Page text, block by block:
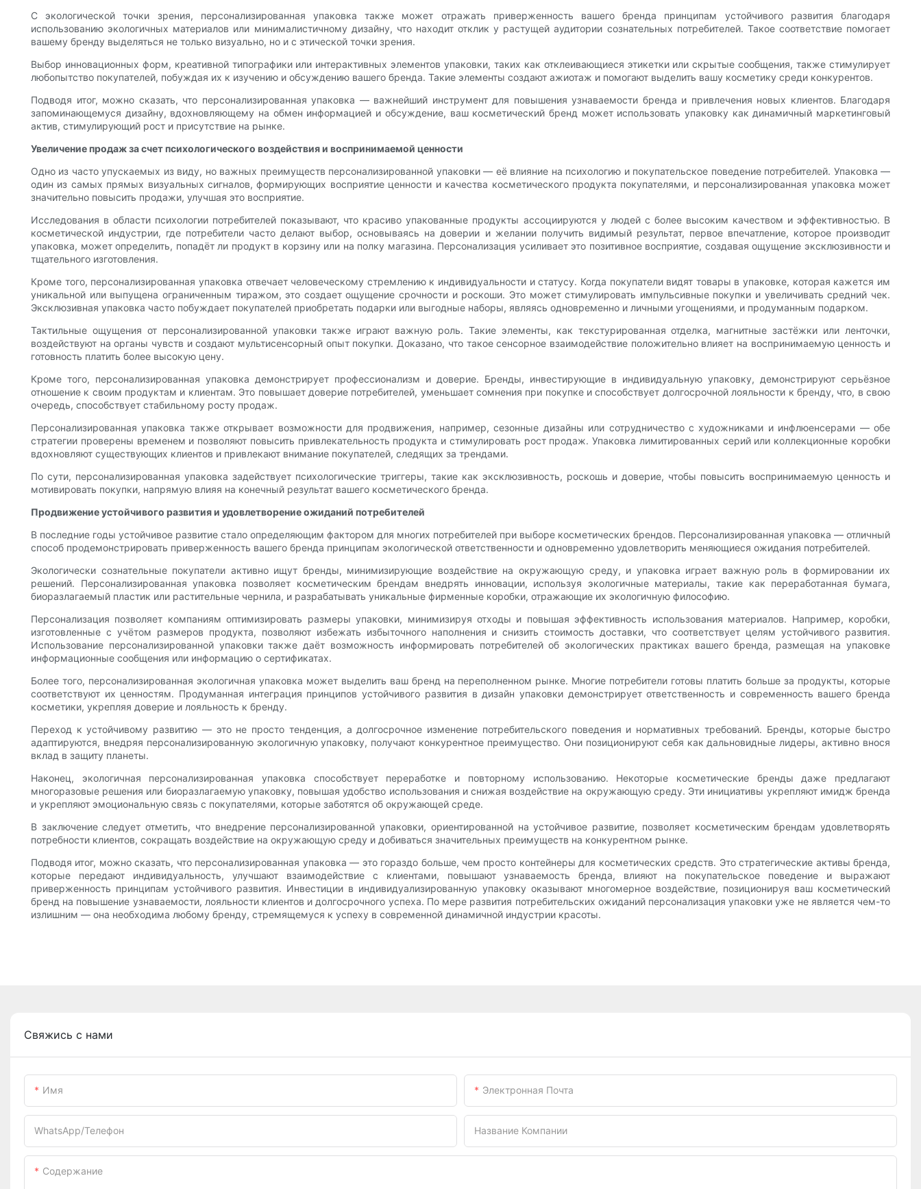
С экологической точки зрения, персонализированная упаковка также может отражать приверженность вашего бренда принципам устойчивого развития благодаря
использованию экологичных материалов или минималистичному дизайну, что находит отклик у растущей аудитории сознательных потребителей. Такое соответствие помогает
вашему бренду выделяться не только визуально, но и с этической точки зрения.
Выбор инновационных форм, креативной типографики или интерактивных элементов упаковки, таких как отклеивающиеся этикетки или скрытые сообщения, также стимулирует
любопытство покупателей, побуждая их к изучению и обсуждению вашего бренда. Такие элементы создают ажиотаж и помогают выделить вашу косметику среди конкурентов.
Подводя итог, можно сказать, что персонализированная упаковка — важнейший инструмент для повышения узнаваемости бренда и привлечения новых клиентов. Благодаря
запоминающемуся дизайну, вдохновляющему на обмен информацией и обсуждение, ваш косметический бренд может использовать упаковку как динамичный маркетинговый
актив, стимулирующий рост и присутствие на рынке.
Увеличение продаж за счет психологического воздействия и воспринимаемой ценности
Одно из часто упускаемых из виду, но важных преимуществ персонализированной упаковки — её влияние на психологию и покупательское поведение потребителей. Упаковка —
один из самых прямых визуальных сигналов, формирующих восприятие ценности и качества косметического продукта покупателями, и персонализированная упаковка может
значительно повысить продажи, улучшая это восприятие.
Исследования в области психологии потребителей показывают, что красиво упакованные продукты ассоциируются у людей с более высоким качеством и эффективностью. В
косметической индустрии, где потребители часто делают выбор, основываясь на доверии и желании получить видимый результат, первое впечатление, которое производит
упаковка, может определить, попадёт ли продукт в корзину или на полку магазина. Персонализация усиливает это позитивное восприятие, создавая ощущение эксклюзивности и
тщательного изготовления.
Кроме того, персонализированная упаковка отвечает человеческому стремлению к индивидуальности и статусу. Когда покупатели видят товары в упаковке, которая кажется им
уникальной или выпущена ограниченным тиражом, это создает ощущение срочности и роскоши. Это может стимулировать импульсивные покупки и увеличивать средний чек.
Эксклюзивная упаковка часто побуждает покупателей приобретать подарки или выгодные наборы, являясь одновременно и личными угощениями, и продуманным подарком.
Тактильные ощущения от персонализированной упаковки также играют важную роль. Такие элементы, как текстурированная отделка, магнитные застёжки или ленточки,
воздействуют на органы чувств и создают мультисенсорный опыт покупки. Доказано, что такое сенсорное взаимодействие положительно влияет на воспринимаемую ценность и
готовность платить более высокую цену.
Кроме того, персонализированная упаковка демонстрирует профессионализм и доверие. Бренды, инвестирующие в индивидуальную упаковку, демонстрируют серьёзное
отношение к своим продуктам и клиентам. Это повышает доверие потребителей, уменьшает сомнения при покупке и способствует долгосрочной лояльности к бренду, что, в свою
очередь, способствует стабильному росту продаж.
Персонализированная упаковка также открывает возможности для продвижения, например, сезонные дизайны или сотрудничество с художниками и инфлюенсерами — обе
стратегии проверены временем и позволяют повысить привлекательность продукта и стимулировать рост продаж. Упаковка лимитированных серий или коллекционные коробки
вдохновляют существующих клиентов и привлекают внимание покупателей, следящих за трендами.
По сути, персонализированная упаковка задействует психологические триггеры, такие как эксклюзивность, роскошь и доверие, чтобы повысить воспринимаемую ценность и
мотивировать покупки, напрямую влияя на конечный результат вашего косметического бренда.
Продвижение устойчивого развития и удовлетворение ожиданий потребителей
В последние годы устойчивое развитие стало определяющим фактором для многих потребителей при выборе косметических брендов. Персонализированная упаковка — отличный
способ продемонстрировать приверженность вашего бренда принципам экологической ответственности и одновременно удовлетворить меняющиеся ожидания потребителей.
Экологически сознательные покупатели активно ищут бренды, минимизирующие воздействие на окружающую среду, и упаковка играет важную роль в формировании их
решений. Персонализированная упаковка позволяет косметическим брендам внедрять инновации, используя экологичные материалы, такие как переработанная бумага,
биоразлагаемый пластик или растительные чернила, и разрабатывать уникальные фирменные коробки, отражающие их экологичную философию.
Персонализация позволяет компаниям оптимизировать размеры упаковки, минимизируя отходы и повышая эффективность использования материалов. Например, коробки,
изготовленные с учётом размеров продукта, позволяют избежать избыточного наполнения и снизить стоимость доставки, что соответствует целям устойчивого развития.
Использование персонализированной упаковки также даёт возможность информировать потребителей об экологических практиках вашего бренда, размещая на упаковке
информационные сообщения или информацию о сертификатах.
Более того, персонализированная экологичная упаковка может выделить ваш бренд на переполненном рынке. Многие потребители готовы платить больше за продукты, которые
соответствуют их ценностям. Продуманная интеграция принципов устойчивого развития в дизайн упаковки демонстрирует ответственность и современность вашего бренда
косметики, укрепляя доверие и лояльность к бренду.
Переход к устойчивому развитию — это не просто тенденция, а долгосрочное изменение потребительского поведения и нормативных требований. Бренды, которые быстро
адаптируются, внедряя персонализированную экологичную упаковку, получают конкурентное преимущество. Они позиционируют себя как дальновидные лидеры, активно внося
вклад в защиту планеты.
Наконец, экологичная персонализированная упаковка способствует переработке и повторному использованию. Некоторые косметические бренды даже предлагают
многоразовые решения или биоразлагаемую упаковку, повышая удобство использования и снижая воздействие на окружающую среду. Эти инициативы укрепляют имидж бренда
и укрепляют эмоциональную связь с покупателями, которые заботятся об окружающей среде.
В заключение следует отметить, что внедрение персонализированной упаковки, ориентированной на устойчивое развитие, позволяет косметическим брендам удовлетворять
потребности клиентов, сокращать воздействие на окружающую среду и добиваться значительных преимуществ на конкурентном рынке.
Подводя итог, можно сказать, что персонализированная упаковка — это гораздо больше, чем просто контейнеры для косметических средств. Это стратегические активы бренда,
которые передают индивидуальность, улучшают взаимодействие с клиентами, повышают узнаваемость бренда, влияют на покупательское поведение и выражают
приверженность принципам устойчивого развития. Инвестиции в индивидуализированную упаковку оказывают многомерное воздействие, позиционируя ваш косметический
бренд на повышение узнаваемости, лояльности клиентов и долгосрочного успеха. По мере развития потребительских ожиданий персонализация упаковки уже не является чем-то
излишним — она необходима любому бренду, стремящемуся к успеху в современной динамичной индустрии красоты.
Свяжись с нами
Имя Электронная Почта
WhatsApp/телефон Название Компании
Содержание